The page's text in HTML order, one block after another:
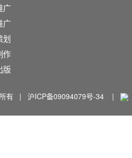
广
广
划
作
版
所有 | 沪ICP备09094079号-34|